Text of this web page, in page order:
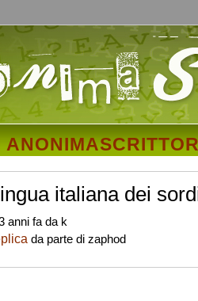
italiana dei
anni fa da k
da parte di zaphod